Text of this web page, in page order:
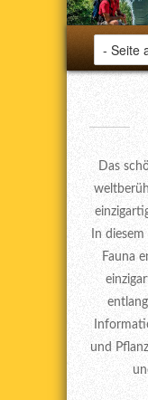
Das
In
Fauna
und